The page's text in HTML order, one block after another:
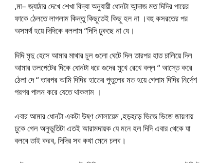
,মা– জ্যাঠার দেখে শেখা বিদ্যা অনুযায়ী ধোনটা আন্দাজ মত দিদির পায়ের
ফাকে ঠেলতে লাগলাম কিন্তু কিছুতেই কিছু হল না ।বহু কসরতের পর
অসমর্থ হয়ে দিদিকে বললাম “দিদি ঢুকছে না যে।
দিদি মৃদু হেসে আমার মাথার চুল গুলো ঘেটে দিল তারপর হাত চালিয়ে দিল
আমার তলপেটের দিকে ধোনটা ধরে গুদের মুখে রেখে বল্ল “ আস্তে করে
ঠেলা দে “ তারপর আমি দিদির হাতের পুতুলের মত হয়ে গেলাম দিদির নির্দেশ
পরপর পালন করে যেতে থাকলাম ।
এবার আমার ধোনটা একটা উষ্ণ মোলায়েম ,হড়হড়ে ভিজে ভিজে জায়গায়
ঢুকে গেল অনুভুতিটা এতই আরামদায়ক যে মনে হল দিদি এবার থেকে যা
বলবে তাই করব, দিদির সব কথা মেনে চলব।